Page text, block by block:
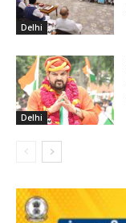
Delhi
Delhi